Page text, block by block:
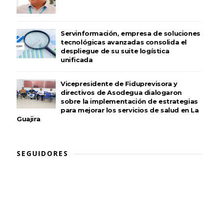
Servinformación, empresa de soluciones
tecnológicas avanzadas consolida el
despliegue de su suite logística
unificada
Vicepresidente de Fiduprevisora y
directivos de Asodegua dialogaron
sobre la implementación de estrategias
para mejorar los servicios de salud en La
Guajira
SEGUIDORES